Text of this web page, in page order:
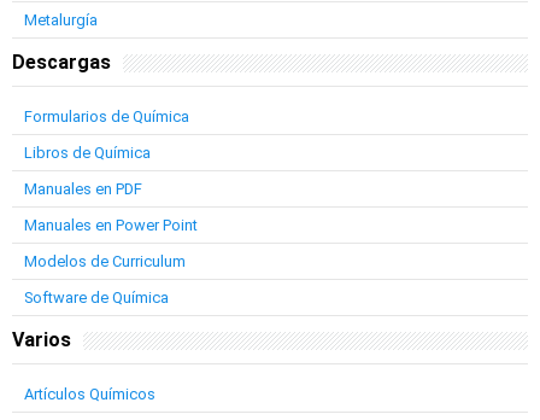
Metalurgía
Descargas
Formularios de Química
Libros de Química
Manuales en PDF
Manuales en Power Point
Modelos de Curriculum
Software de Química
Varios
Artículos Químicos